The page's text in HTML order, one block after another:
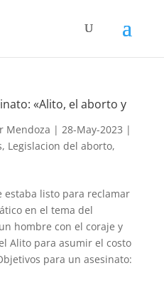
«Alito, el aborto y
Mendoza | 28-May-2023 |
, Legislacion del aborto,
estaba listo para reclamar
en el tema del
hombre con el coraje y
Alito para asumir el costo
para un asesinato: